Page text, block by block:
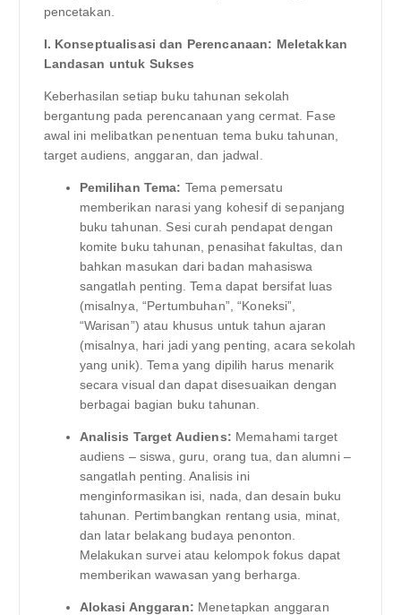
pencetakan.
I. Konseptualisasi dan Perencanaan: Meletakkan
Landasan untuk Sukses
Keberhasilan setiap buku tahunan sekolah
bergantung pada perencanaan yang cermat. Fase
awal ini melibatkan penentuan tema buku tahunan,
target audiens, anggaran, dan jadwal.
Pemilihan Tema: Tema pemersatu
memberikan narasi yang kohesif di sepanjang
buku tahunan. Sesi curah pendapat dengan
komite buku tahunan, penasihat fakultas, dan
bahkan masukan dari badan mahasiswa
sangatlah penting. Tema dapat bersifat luas
(misalnya, “Pertumbuhan”, “Koneksi”,
“Warisan”) atau khusus untuk tahun ajaran
(misalnya, hari jadi yang penting, acara sekolah
yang unik). Tema yang dipilih harus menarik
secara visual dan dapat disesuaikan dengan
berbagai bagian buku tahunan.
Analisis Target Audiens: Memahami target
audiens – siswa, guru, orang tua, dan alumni –
sangatlah penting. Analisis ini
menginformasikan isi, nada, dan desain buku
tahunan. Pertimbangkan rentang usia, minat,
dan latar belakang budaya penonton.
Melakukan survei atau kelompok fokus dapat
memberikan wawasan yang berharga.
Alokasi Anggaran: Menetapkan anggaran